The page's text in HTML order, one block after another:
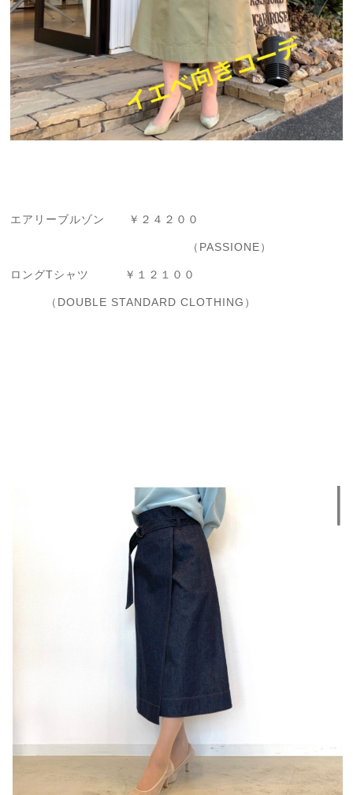
エアリーブルゾン ￥２４２００
（PASSIONE）
ロングTシャツ ￥１２１００
（DOUBLE STANDARD CLOTHING）